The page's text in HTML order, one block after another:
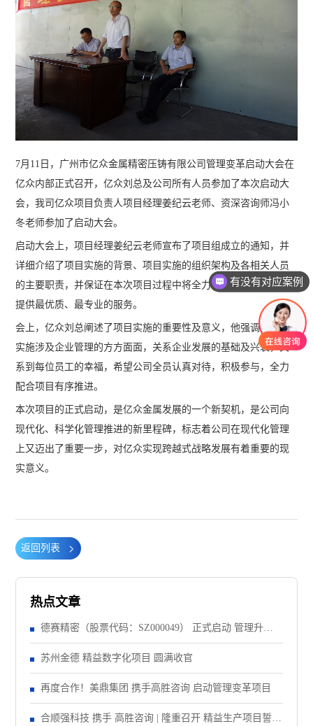
7月11日，广州市亿众金属精密压铸有限公司管理变革启动大会在
亿众内部正式召开，亿众刘总及公司所有人员参加了本次启动大
会，我司亿众项目负责人项目经理姜纪云老师、资深咨询师冯小
冬老师参加了启动大会。
启动大会上，项目经理姜纪云老师宣布了项目组成立的通知，并
详细介绍了项目实施的背景、项目实施的组织架构及各相关人员
的主要职责，并保证在本次项目过程中将全力以赴，为亿众金属
提供最优质、最专业的服务。
会上，亿众刘总阐述了项目实施的重要性及意义，他强调，项目
实施涉及企业管理的方方面面，关系企业发展的基础及兴衰，关
系到每位员工的幸福，希望公司全员认真对待，积极参与，全力
配合项目有序推进。
本次项目的正式启动，是亿众金属发展的一个新契机，是公司向
现代化、科学化管理推进的新里程碑，标志着公司在现代化管理
上又迈出了重要一步，对亿众实现跨越式战略发展有着重要的现
实意义。
返回列表
热点文章
德赛精密（股票代码：SZ000049） 正式启动 管理升级&
精益注塑项目！
苏州金德 精益数字化项目 圆满收官
再度合作！美鼎集团 携手高胜咨询 启动管理变革项目
合顺强科技 携手 高胜咨询 | 隆重召开 精益生产项目誓师
有没有对应案例